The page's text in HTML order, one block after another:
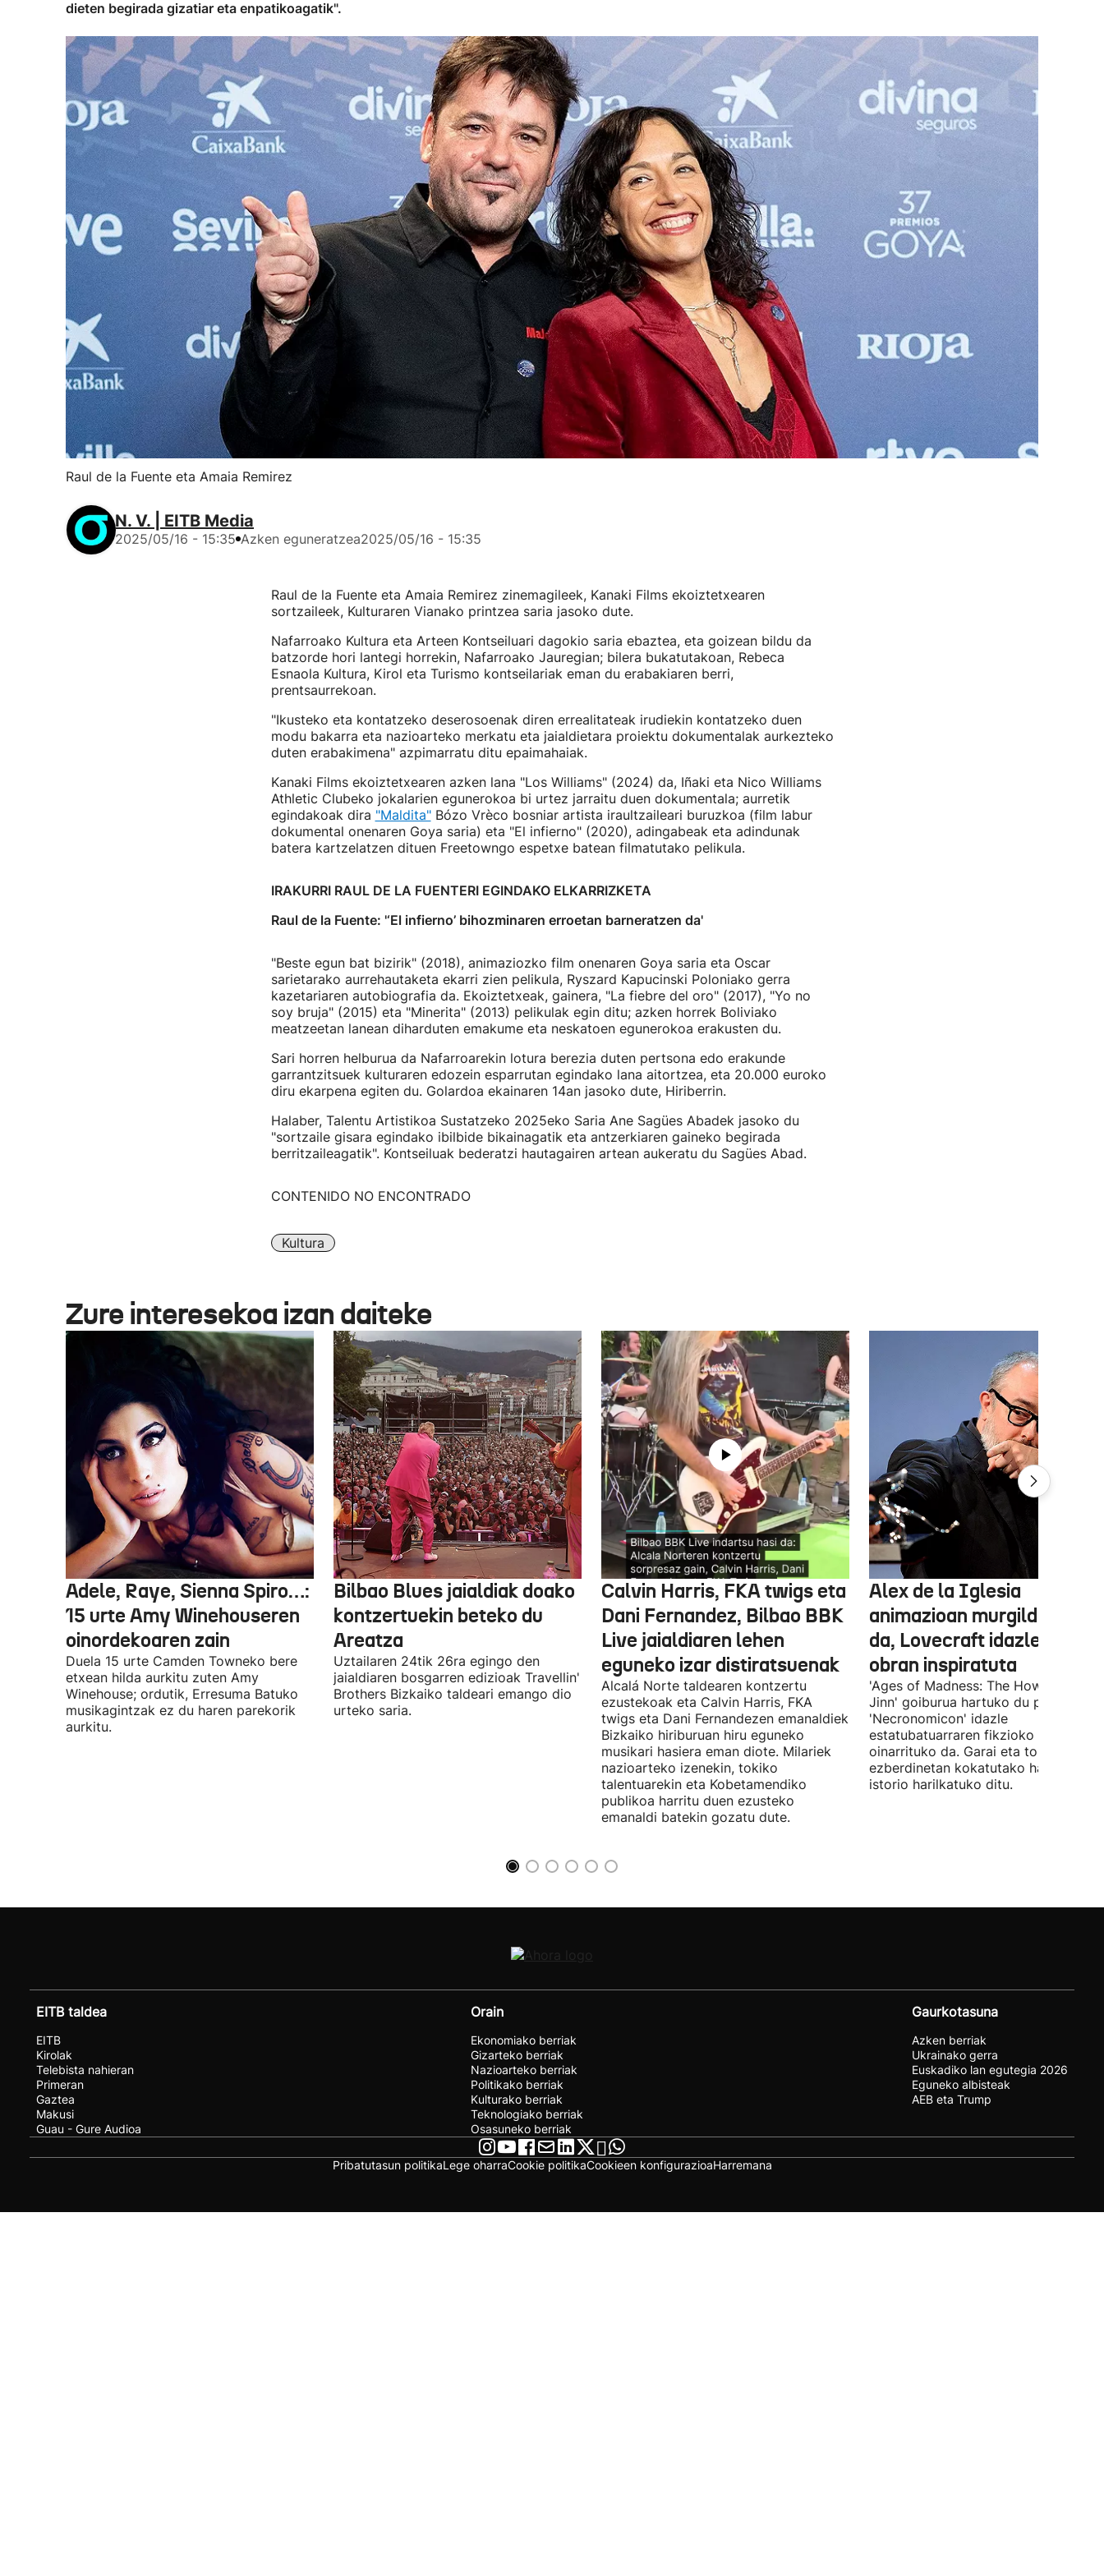
dieten begirada gizatiar eta enpatikoagatik".
Raul de la Fuente eta Amaia Remirez
N. V. | EITB Media
2025/05/16 - 15:35 Azken eguneratzea2025/05/16 - 15:35
Raul de la Fuente eta Amaia Remirez zinemagileek, Kanaki Films ekoiztetxearen
sortzaileek, Kulturaren Vianako printzea saria jasoko dute.
Nafarroako Kultura eta Arteen Kontseiluari dagokio saria ebaztea, eta goizean bildu da
batzorde hori lantegi horrekin, Nafarroako Jauregian; bilera bukatutakoan, Rebeca
Esnaola Kultura, Kirol eta Turismo kontseilariak eman du erabakiaren berri,
prentsaurrekoan.
"Ikusteko eta kontatzeko deserosoenak diren errealitateak irudiekin kontatzeko duen
modu bakarra eta nazioarteko merkatu eta jaialdietara proiektu dokumentalak aurkezteko
duten erabakimena" azpimarratu ditu epaimahaiak.
Kanaki Films ekoiztetxearen azken lana "Los Williams" (2024) da, Iñaki eta Nico Williams
Athletic Clubeko jokalarien egunerokoa bi urtez jarraitu duen dokumentala; aurretik
egindakoak dira "Maldita"Bózo Vrèco bosniar artista iraultzaileari buruzkoa (film labur
dokumental onenaren Goya saria) eta "El infierno" (2020), adingabeak eta adindunak
batera kartzelatzen dituen Freetowngo espetxe batean filmatutako pelikula.
IRAKURRI RAUL DE LA FUENTERI EGINDAKO ELKARRIZKETA
Raul de la Fuente: '‘El infierno’ bihozminaren erroetan barneratzen da'
"Beste egun bat bizirik" (2018), animaziozko film onenaren Goya saria eta Oscar
sarietarako aurrehautaketa ekarri zien pelikula, Ryszard Kapucinski Poloniako gerra
kazetariaren autobiografia da. Ekoiztetxeak, gainera, "La fiebre del oro" (2017), "Yo no
soy bruja" (2015) eta "Minerita" (2013) pelikulak egin ditu; azken horrek Boliviako
meatzeetan lanean diharduten emakume eta neskatoen egunerokoa erakusten du.
Sari horren helburua da Nafarroarekin lotura berezia duten pertsona edo erakunde
garrantzitsuek kulturaren edozein esparrutan egindako lana aitortzea, eta 20.000 euroko
diru ekarpena egiten du. Golardoa ekainaren 14an jasoko dute, Hiriberrin.
Halaber, Talentu Artistikoa Sustatzeko 2025eko Saria Ane Sagües Abadek jasoko du
"sortzaile gisara egindako ibilbide bikainagatik eta antzerkiaren gaineko begirada
berritzaileagatik". Kontseiluak bederatzi hautagairen artean aukeratu du Sagües Abad.
CONTENIDO NO ENCONTRADO
Kultura
Zure interesekoa izan daiteke
Adele, Raye, Sienna Spiro…:
15 urte Amy Winehouseren
oinordekoaren zain
Duela 15 urte Camden Towneko bere
etxean hilda aurkitu zuten Amy
Winehouse; ordutik, Erresuma Batuko
musikagintzak ez du haren parekorik
aurkitu.
Bilbao Blues jaialdiak doako
kontzertuekin beteko du
Areatza
Uztailaren 24tik 26ra egingo den
jaialdiaren bosgarren edizioak Travellin'
Brothers Bizkaiko taldeari emango dio
urteko saria.
Calvin Harris, FKA twigs eta
Dani Fernandez, Bilbao BBK
Live jaialdiaren lehen
eguneko izar distiratsuenak
Alcalá Norte taldearen kontzertu
ezustekoak eta Calvin Harris, FKA
twigs eta Dani Fernandezen emanaldiek
Bizkaiko hiriburuan hiru eguneko
musikari hasiera eman diote. Milariek
nazioarteko izenekin, tokiko
talentuarekin eta Kobetamendiko
publikoa harritu duen ezusteko
emanaldi batekin gozatu dute.
Alex de la Iglesia
animazioan murgilduko
da, Lovecraft idazlearen
obran inspiratuta
'Ages of Madness: The Howling of
Jinn' goiburua hartuko du pelikulak,
'Necronomicon' idazle
estatubatuarraren fikzioko liburuan
oinarrituko da. Garai eta toki
ezberdinetan kokatutako hainbat
istorio harilkatuko ditu.
EITB taldea
EITB
Kirolak
Telebista nahieran
Primeran
Gaztea
Makusi
Guau - Gure Audioa
Orain
Ekonomiako berriak
Gizarteko berriak
Nazioarteko berriak
Politikako berriak
Kulturako berriak
Teknologiako berriak
Osasuneko berriak
Gaurkotasuna
Azken berriak
Ukrainako gerra
Euskadiko lan egutegia 2026
Eguneko albisteak
AEB eta Trump
Pribatutasun politikaLege oharraCookie politikaCookieen konfigurazioaHarremana